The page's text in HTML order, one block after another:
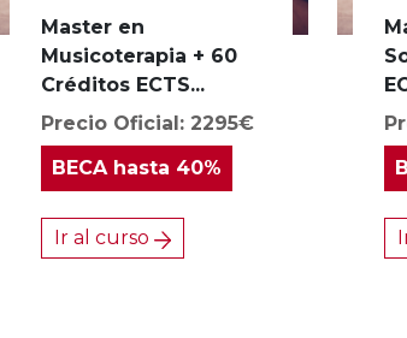
Master en
Musicoterapia + 60
Créditos ECTS...
Precio Oficial: 2295€
BECAhasta 40%
Ir al curso